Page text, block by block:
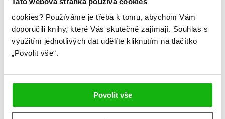
cookies? Používáme je třeba k tomu, abychom Vám
doporučili knihy, které Vás skutečně zajímají. Souhlas s
využitím jednotlivých dat udělíte kliknutím na tlačítko
„Povolit vše“.
Povolit vše
3x autorská inspirace Michaely Dopitové